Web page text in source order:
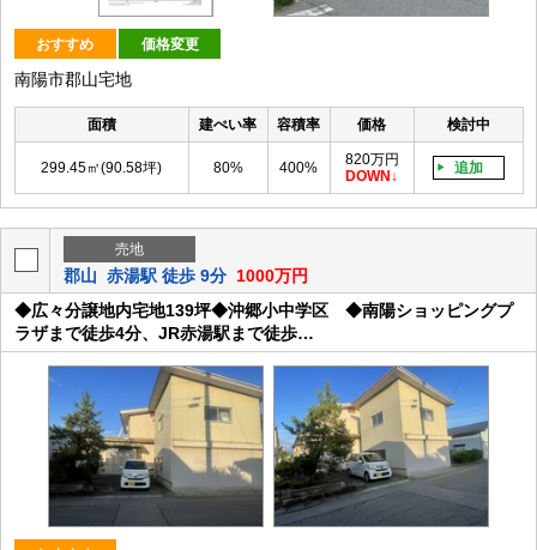
おすすめ 価格変更
南陽市郡山宅地
面積 建ぺい率 容積率 価格 検討中
299.45㎡(90.58坪) 80% 400%
820万円
DOWN
追加
売地
郡山 赤湯駅 徒歩 9分 1000万円
◆広々分譲地内宅地139坪◆沖郷小中学区 ◆南陽ショッピングプ
ラザまで徒歩4分、JR赤湯駅まで徒歩…